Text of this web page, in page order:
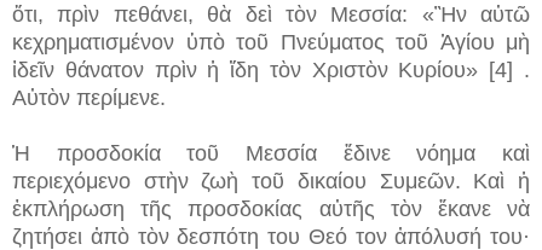
ὅτι, πρὶν πεθάνει, θὰ δεὶ τὸν Μεσσία: «Ἢν αὐτῶ
κεχρηματισμένον ὑπὸ τοῦ Πνεύματος τοῦ Ἁγίου μὴ
ἰδεῖν θάνατον πρὶν ἡ ἴδη τὸν Χριστὸν Κυρίου» [4] .
Αὐτὸν περίμενε.
Ἡ προσδοκία τοῦ Μεσσία ἔδινε νόημα καὶ
περιεχόμενο στὴν ζωὴ τοῦ δικαίου Συμεῶν. Καὶ ἡ
ἐκπλήρωση τῆς προσδοκίας αὐτῆς τὸν ἔκανε νὰ
ζητήσει ἀπὸ τὸν δεσπότη του Θεό τον ἀπόλυσή του·